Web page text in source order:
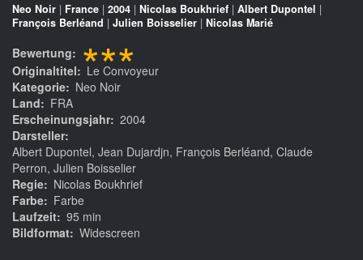
Neo Noir | France | 2004 | Nicolas Boukhrief | Albert Dupontel |
François Berléand | Julien Boisselier | Nicolas Marié
Bewertung ***
Originaltitel
Le Convoyeur
Kategorie
Neo Noir
Land
FRA
Erscheinungsjahr 2004
Darsteller
Albert Dupontel, Jean Dujardjn, François Berléand, Claude
Perron, Julien Boisselier
Regie
Nicolas Boukhrief
Farbe
Farbe
Laufzeit 95 min
Bildformat Widescreen